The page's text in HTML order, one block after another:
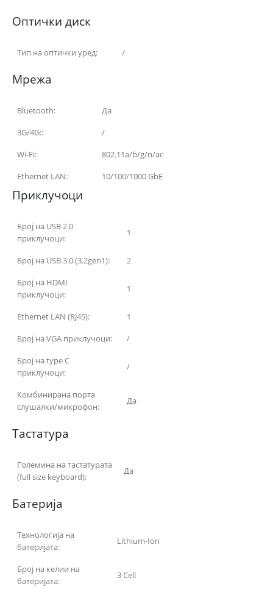
Оптички диск
Тип на оптички уред: /
Мрежа
Bluetooth:
Да
3G/4G::
/
Wi-Fi:
802.11a/b/g/n/ac
Ethernet LAN:
10/100/1000 GbE
Приклучоци
Број на USB 2.0
приклучоци:
1
Број на USB 3.0 (3.2gen1):
2
Број на HDMI
приклучоци:
1
Ethernet LAN (RJ45):
1
Број на VGA приклучоци:
/
Број на type C
приклучоци:
/
Комбинирана порта
слушалки/микрофон:
Да
Тастатура
Големина на тастатурата
(full size keyboard):
Да
Батерија
Технологија на
батеријата:
Lithium-Ion
Број на келии на
батеријата:
3 Cell